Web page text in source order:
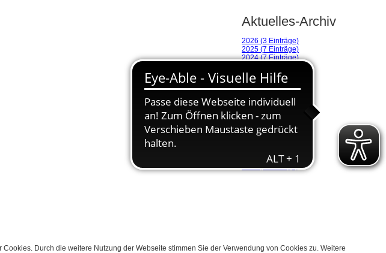
Aktuelles-Archiv
2026 (3 Einträge)
2025 (7 Einträge)
2024 (7 Einträge)
2022 (5 Einträge)
2021 (1 Eintrag)
2020 (6 Einträge)
2019 (16 Einträge)
2018 (14 Einträge)
2017 (20 Einträge)
2016 (23 Einträge)
2015 (3 Einträge)
2012 (8 Einträge)
2011 (5 Einträge)
Durch die weitere Nutzung der Webseite stimmen Sie der Verwendung von Cookies zu. Weitere